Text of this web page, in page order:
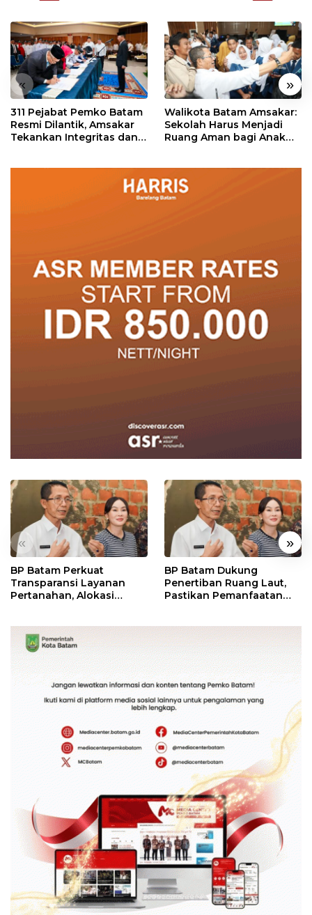
« »
311 Pejabat Pemko Batam
Resmi Dilantik, Amsakar
Tekankan Integritas dan
Walikota Batam Amsakar:
Sekolah Harus Menjadi
Ruang Aman bagi Anak
« »
BP Batam Perkuat
Transparansi Layanan
Pertanahan, Alokasi
BP Batam Dukung
Penertiban Ruang Laut,
Pastikan Pemanfaatan